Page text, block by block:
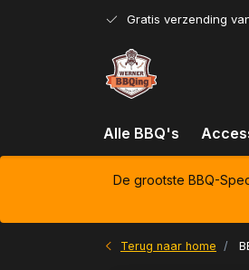
Gratis verzending
Alle BBQ's
De grootste BBQ-
Terug naar home